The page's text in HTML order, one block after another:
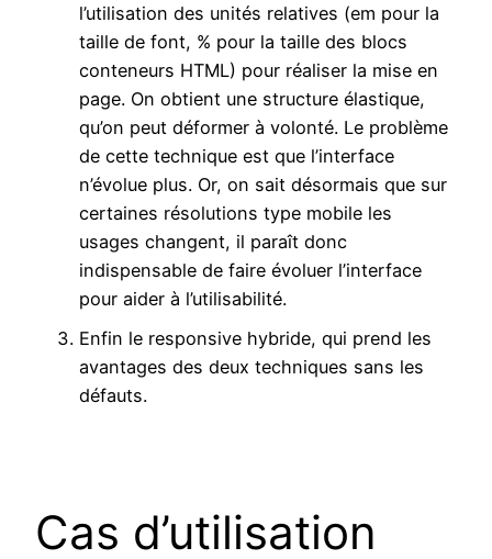
l’utilisation des unités relatives (em pour la
taille de font, % pour la taille des blocs
conteneurs HTML) pour réaliser la mise en
page. On obtient une structure élastique,
qu’on peut déformer à volonté. Le problème
de cette technique est que l’interface
n’évolue plus. Or, on sait désormais que sur
certaines résolutions type mobile les
usages changent, il paraît donc
indispensable de faire évoluer l’interface
pour aider à l’utilisabilité.
Enfin le responsive hybride, qui prend les
avantages des deux techniques sans les
défauts.
Cas d’utilisation